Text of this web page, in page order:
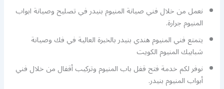
نعمل من خلال فني صيانة المنيوم بنيدر في تصليح وصيانة ابواب
المنيوم جرارة.
يتمتع فني المنيوم هندي بنيدر بالخبرة العالية في فك وصيانة
شبابيك المنيوم الكويت
نوفر لكم خدمة فتح قفل باب المنيوم وتركيب أقفال من خلال فني
أبواب المنيوم بنيدر.